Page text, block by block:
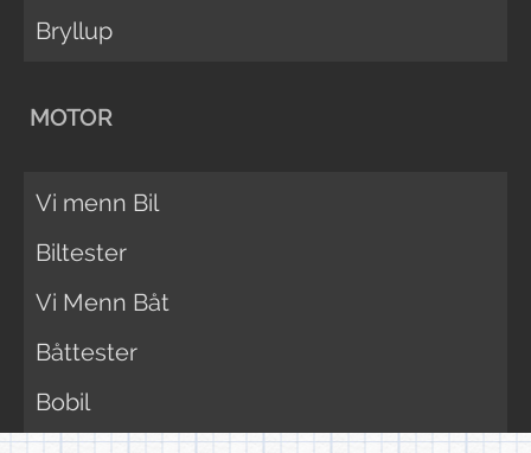
Bryllup
MOTOR
Vi menn Bil
Biltester
Vi Menn Båt
Båttester
Bobil